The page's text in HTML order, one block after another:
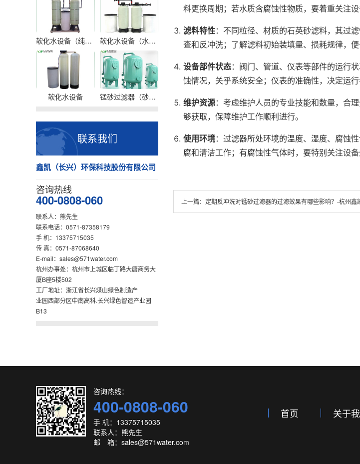
软化水设备（纯水设备） 软化水设备（水处理设备）
软化水设备 锰砂过滤器（砂滤罐）
联系我们
鑫凯（长兴）环保科技股份有限公司
咨询热线
400-0808-060
联系人：熊先生
联系电话：0571-87358179
手 机：13375715035
传 真：0571-87068640
E-mail：sales@571water.com
杭州办事处：杭州市上城区临丁路大唐商务大
厦B座5楼502
工厂地址：浙江省长兴煤山绿色制造产
业园西部分区中南高科.长兴绿色智造产业园
B13
料更换周期；若水质含腐蚀性物质，要着重关注
滤料特性：不同粒径、材质的石英砂滤料，其过
查和反冲洗；了解滤料初始装填量、损耗规律，便
设备部件状态：阀门、管道、仪表等部件的运行
蚀情况，关乎系统安全；仪表的准确性，决定运
维护资源：考虑维护人员的专业技能和数量，合
够获取，保障维护工作顺利进行。
使用环境：过滤器所处环境的温度、湿度、腐蚀
腐和清洁工作；有腐蚀性气体时，要特别关注设
上一篇： 定期反冲洗对锰砂过滤器的过滤效果有哪些影响？-杭州鑫
咨询热线：
400-0808-060
手 机：13375715035
联系人：熊先生
邮 箱：sales@571water.com
首页 关于